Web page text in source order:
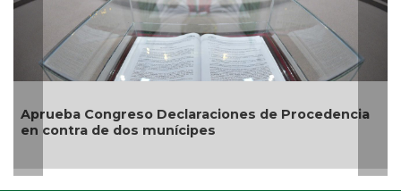
Congreso Declaraciones de Procedencia
de dos munícipes
Entrega